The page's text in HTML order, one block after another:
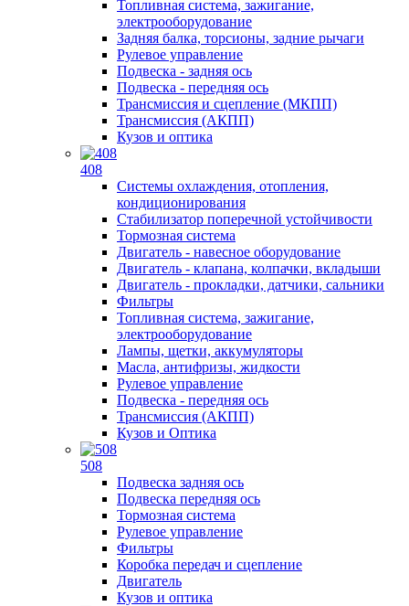
Топливная система, зажигание,
электрооборудование
Задняя балка, торсионы, задние рычаги
Рулевое управление
Подвеска - задняя ось
Подвеска - передняя ось
Трансмиссия и сцепление (МКПП)
Трансмиссия (АКПП)
Кузов и оптика
408
Системы охлаждения, отопления,
кондиционирования
Стабилизатор поперечной устойчивости
Тормозная система
Двигатель - навесное оборудование
Двигатель - клапана, колпачки, вкладыши
Двигатель - прокладки, датчики, сальники
Фильтры
Топливная система, зажигание,
электрооборудование
Лампы, щетки, аккумуляторы
Масла, антифризы, жидкости
Рулевое управление
Подвеска - передняя ось
Трансмиссия (АКПП)
Кузов и Оптика
508
Подвеска задняя ось
Подвеска передняя ось
Тормозная система
Рулевое управление
Фильтры
Коробка передач и сцепление
Двигатель
Кузов и оптика